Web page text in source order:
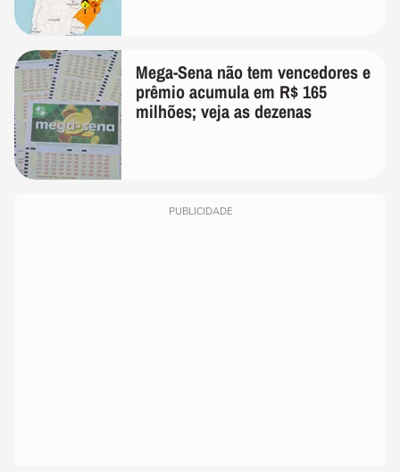
Mega-Sena não tem vencedores e
prêmio acumula em R$ 165
milhões; veja as dezenas
PUBLICIDADE